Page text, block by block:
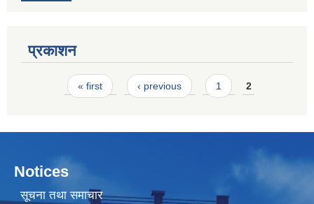
प्रकाशन
Pages« first ‹ previous 1 2
Notices
सूचना तथा समाचार